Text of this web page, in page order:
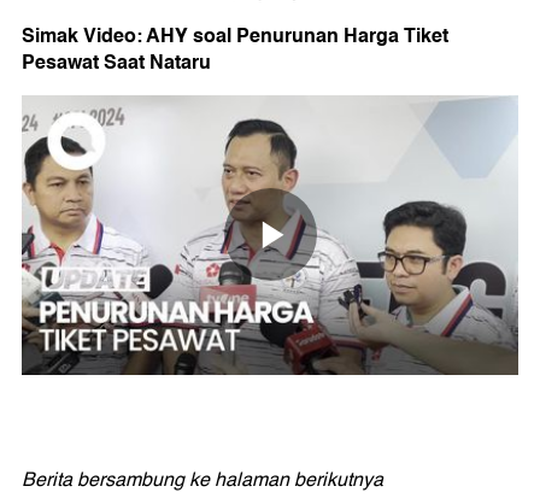
Simak Video: AHY soal Penurunan Harga Tiket
Pesawat Saat Nataru
Berita bersambung ke halaman berikutnya